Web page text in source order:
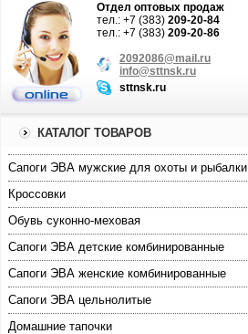
Отдел оптовых продаж
тел.: +7 (383) 209-20-84
тел.: +7 (383) 209-20-86
2092086@mail.ru
info@sttnsk.ru
sttnsk.ru
КАТАЛОГ ТОВАРОВ
Cапоги ЭВА мужские для охоты и рыбалки
Кроссовки
Обувь суконно-меховая
Сапоги ЭВА детские комбинированные
Сапоги ЭВА женские комбинированные
Сапоги ЭВА цельнолитые
Домашние тапочки